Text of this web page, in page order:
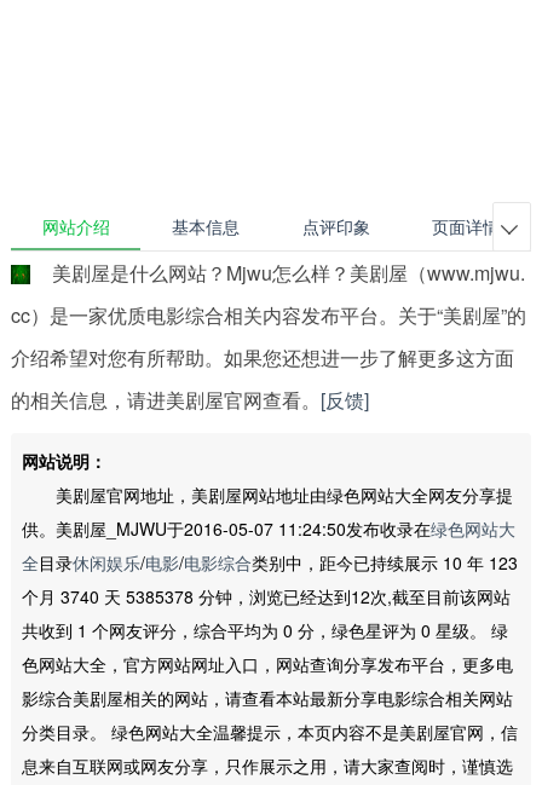
网站介绍 基本信息 点评印象 页面详情 
美剧屋是什么网站？Mjwu怎么样？美剧屋（www.mjwu.
cc）是一家优质电影综合相关内容发布平台。关于“美剧屋”的
介绍希望对您有所帮助。如果您还想进一步了解更多这方面
的相关信息，请进美剧屋官网查看。 [反馈]
网站说明：
美剧屋官网地址，美剧屋网站地址由绿色网站大全网友分享提
供。美剧屋_MJWU于2016-05-07 11:24:50发布收录在绿色网站大
全目录休闲娱乐/电影/电影综合类别中，距今已持续展示 10 年 123
个月 3740 天 5385378 分钟，浏览已经达到12次,截至目前该网站
共收到 1 个网友评分，综合平均为 0 分，绿色星评为 0 星级。 绿
色网站大全，官方网站网址入口，网站查询分享发布平台，更多电
影综合美剧屋相关的网站，请查看本站最新分享电影综合相关网站
分类目录。 绿色网站大全温馨提示，本页内容不是美剧屋官网，信
息来自互联网或网友分享，只作展示之用，请大家查阅时，谨慎选